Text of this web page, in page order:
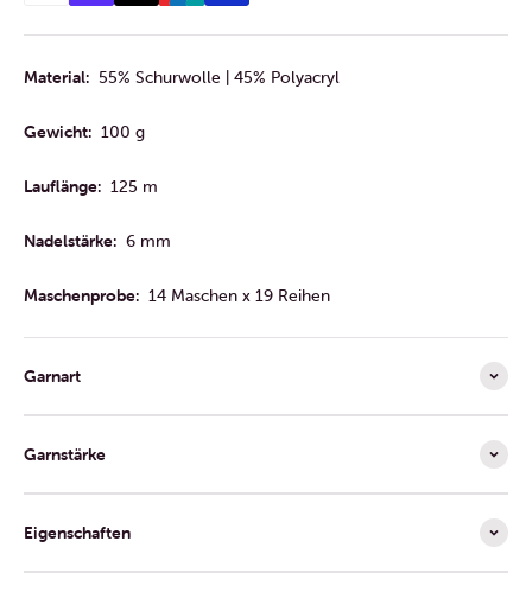
Material: 55% Schurwolle | 45% Polyacryl
Gewicht: 100 g
Lauflänge: 125 m
Nadelstärke: 6 mm
Maschenprobe: 14 Maschen x 19 Reihen
Garnart
Garnstärke
Eigenschaften